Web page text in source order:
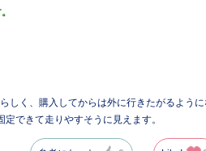
しく、購入してからは外に行きたがるように
できて走りやすそうに見えます。